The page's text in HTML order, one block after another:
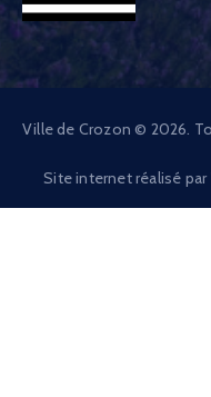
Ville de Crozon © 2026.
Site internet réalisé par